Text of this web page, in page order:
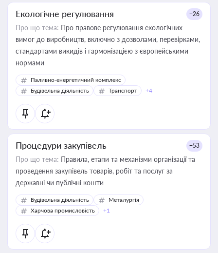
Екологічне регулювання +26
Про що тема: Про правове регулювання екологічних
вимог до виробництв, включно з дозволами, перевірками,
стандартами викидів і гармонізацією з європейськими
нормами
Паливно-енергетичний комплекс
Будівельна діяльність
Транспорт +4
Процедури закупівель +53
Про що тема: Правила, етапи та механізми організації та
проведення закупівель товарів, робіт та послуг за
державні чи публічні кошти
Будівельна діяльність
Металургія
Харчова промисловість
+1